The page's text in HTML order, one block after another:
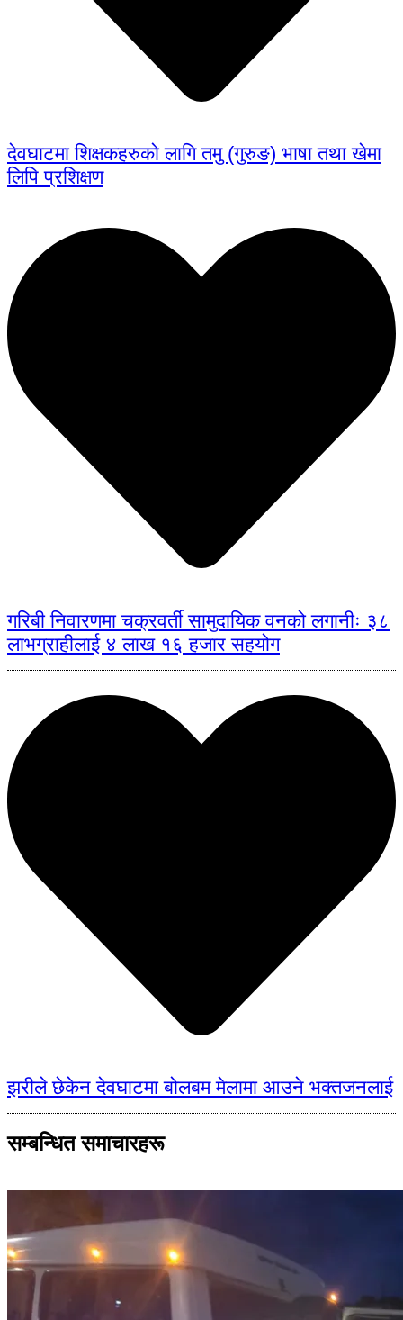
देवघाटमा शिक्षकहरुको लागि तमु (गुरुङ) भाषा तथा खेमा
लिपि प्रशिक्षण
गरिबी निवारणमा चक्रवर्ती सामुदायिक वनको लगानीः ३८
लाभग्राहीलाई ४ लाख १६ हजार सहयोग
झरीले छेकेन देवघाटमा बोलबम मेलामा आउने भक्तजनलाई
सम्बन्धित समाचारहरू